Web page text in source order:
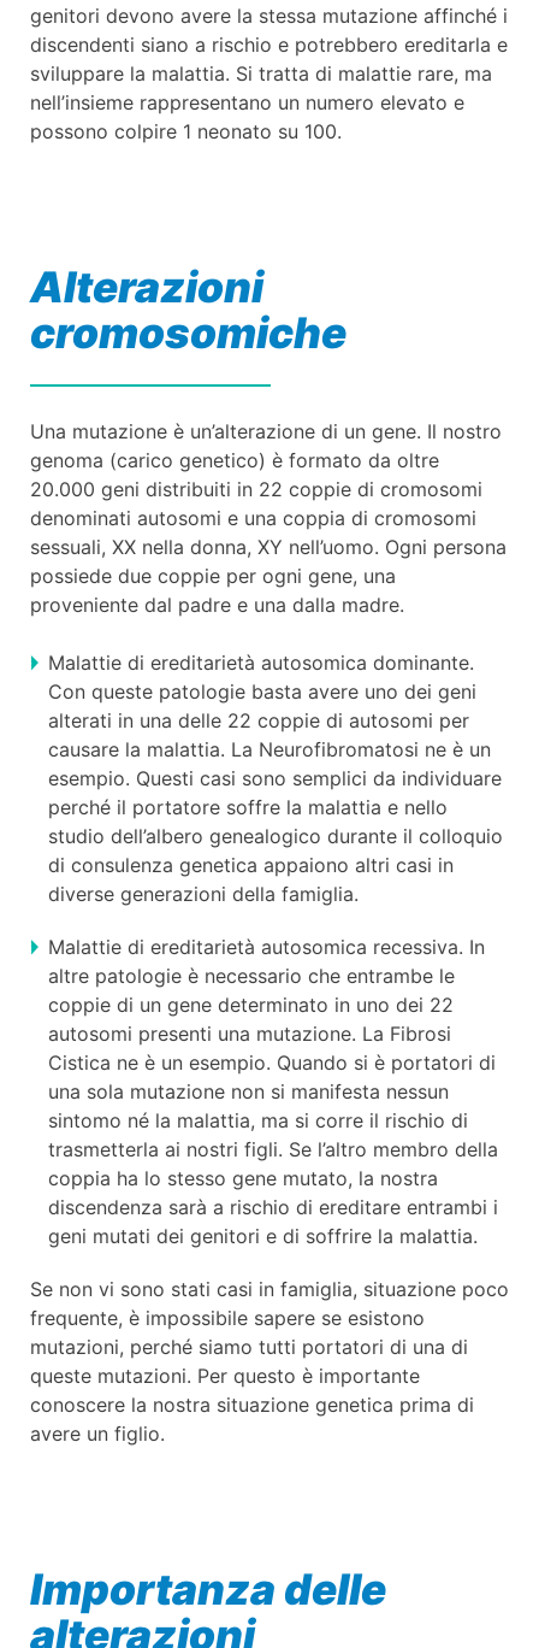
genitori devono avere la stessa mutazione affinché i
discendenti siano a rischio e potrebbero ereditarla e
sviluppare la malattia. Si tratta di malattie rare, ma
nell’insieme rappresentano un numero elevato e
possono colpire 1 neonato su 100.
Alterazioni
cromosomiche
Una mutazione è un’alterazione di un gene. Il nostro
genoma (carico genetico) è formato da oltre
20.000 geni distribuiti in 22 coppie di cromosomi
denominati autosomi e una coppia di cromosomi
sessuali, XX nella donna, XY nell’uomo. Ogni persona
possiede due coppie per ogni gene, una
proveniente dal padre e una dalla madre.
Malattie di ereditarietà autosomica dominante.
Con queste patologie basta avere uno dei geni
alterati in una delle 22 coppie di autosomi per
causare la malattia. La Neurofibromatosi ne è un
esempio. Questi casi sono semplici da individuare
perché il portatore soffre la malattia e nello
studio dell’albero genealogico durante il colloquio
di consulenza genetica appaiono altri casi in
diverse generazioni della famiglia.
Malattie di ereditarietà autosomica recessiva. In
altre patologie è necessario che entrambe le
coppie di un gene determinato in uno dei 22
autosomi presenti una mutazione. La Fibrosi
Cistica ne è un esempio. Quando si è portatori di
una sola mutazione non si manifesta nessun
sintomo né la malattia, ma si corre il rischio di
trasmetterla ai nostri figli. Se l’altro membro della
coppia ha lo stesso gene mutato, la nostra
discendenza sarà a rischio di ereditare entrambi i
geni mutati dei genitori e di soffrire la malattia.
Se non vi sono stati casi in famiglia, situazione poco
frequente, è impossibile sapere se esistono
mutazioni, perché siamo tutti portatori di una di
queste mutazioni. Per questo è importante
conoscere la nostra situazione genetica prima di
avere un figlio.
Importanza delle
alterazioni